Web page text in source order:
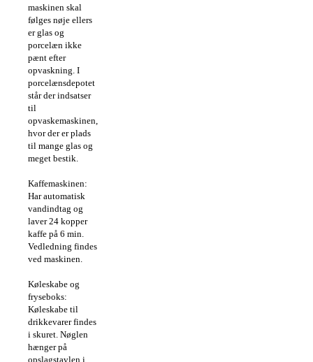
maskinen skal
følges nøje ellers
er glas og
porcelæn ikke
pænt efter
opvaskning. I
porcelænsdepotet
står der indsatser
til
opvaskemaskinen,
hvor der er plads
til mange glas og
meget bestik.
Kaffemaskinen:
Har automatisk
vandindtag og
laver 24 kopper
kaffe på 6 min.
Vedledning findes
ved maskinen.
Køleskabe og
fryseboks:
Køleskabe til
drikkevarer findes
i skuret. Nøglen
hænger på
opslagstavlen i